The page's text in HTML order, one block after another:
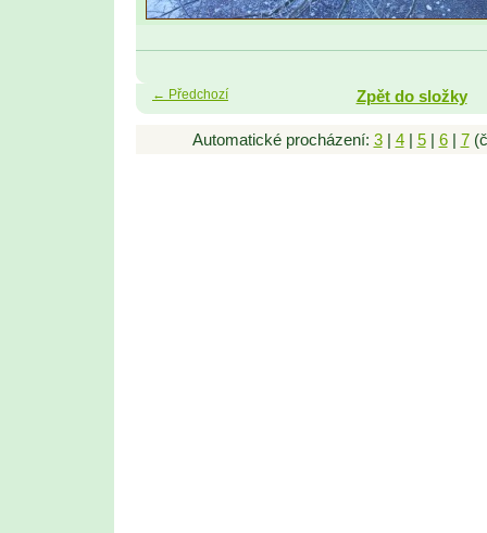
← Předchozí Zpět do složky
Automatické procházení: 3| 4| 5| 6| 7